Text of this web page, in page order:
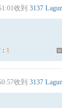
收到 3137
1
收到 3137